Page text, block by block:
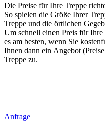
Die Preise für Ihre Treppe
So spielen die Größe Ihrer
Treppe und die örtlichen
Um schnell einen Preis für
es am besten, wenn Sie
Ihnen dann ein Angebot
Treppe zu.
Anfrage